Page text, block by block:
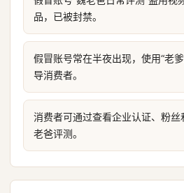
品，已被封禁。
假冒账号常在半夜出现，使用“老
导消费者。
消费者可通过查看企业认证、粉
老爸评测。